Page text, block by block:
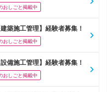
おしごと掲載中
築施工管理】経験者募集！
おしごと掲載中
備施工管理】経験者募集！
おしごと掲載中